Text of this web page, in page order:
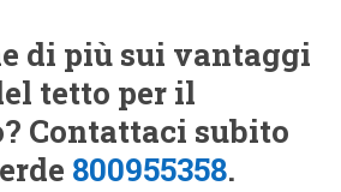
di più sui vantaggi
tetto per il
Contattaci subito
800955358.